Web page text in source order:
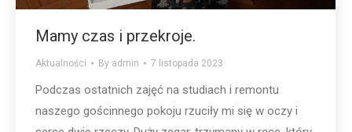
Mamy czas i przekroje.
Aktualności By admin 7 listopada 2023
Podczas ostatnich zajęć na studiach i remontu
naszego gościnnego pokoju rzuciły mi się w oczy i